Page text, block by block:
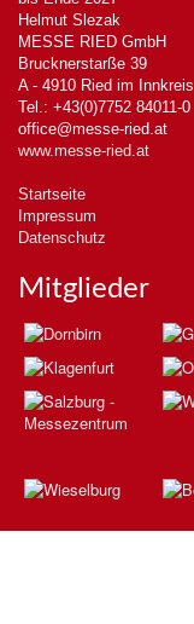
Helmut Slezak
MESSE RIED GmbH
Brucknerstarße 39
A - 4910 Ried im Innkreis
Tel.: +43(0)7752 84011-0
office@messe-ried.at
www.messe-ried.at
Startseite
Impressum
Datenschutz
Mitglieder